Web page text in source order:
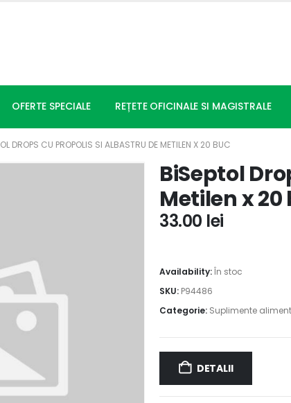
OFERTE SPECIALE REȚETE OFICINALE SI MAGISTRALE
DROPS CU PROPOLIS SI ALBASTRU DE METILEN X 20 BUC
BiSeptol
Metilen x 20
33.00 lei
Availability:În stoc
SKU: P94486
Categorie: Suplimente
DETALII